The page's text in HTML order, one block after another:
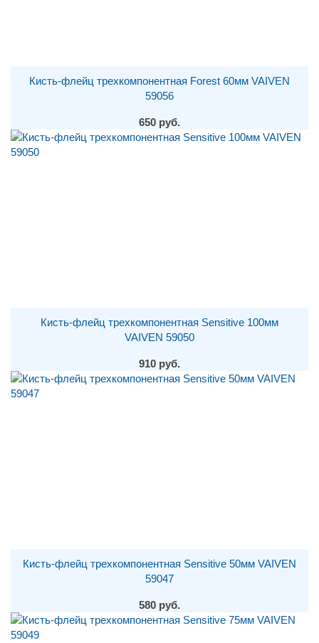
Кисть-флейц трехкомпонентная Forest 60мм VAIVEN
59056
650 руб.
Кисть-флейц трехкомпонентная Sensitive 100мм
VAIVEN 59050
910 руб.
Кисть-флейц трехкомпонентная Sensitive 50мм VAIVEN
59047
580 руб.